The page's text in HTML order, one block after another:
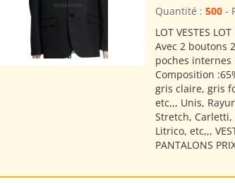
Quantité : 500-
LOT VESTES
Avec 2 boutons
poches internes
Composition
gris claire, gris
etc,,, Unis,
Stretch, Carletti,
Litrico, etc,,,
PANTALONS